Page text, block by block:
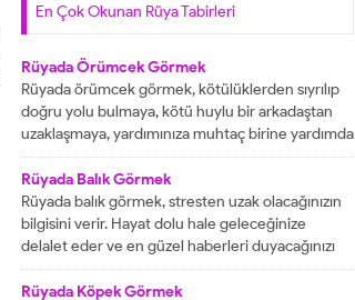
En Çok Okunan Rüya Tabirleri
Rüyada Örümcek Görmek
Rüyada örümcek görmek, kötülüklerden sıyrılıp
doğru yolu bulmaya, kötü huylu bir arkadaştan
uzaklaşmaya, yardımınıza muhtaç birine yardımda
bulunmaya işarettir. Rüyada örümcekler görmek
yani çok sayıda örümcekler görülmesi kısa
zamanda haneye gelecek bolluk ve berekete,
aile içinden birine gelecek paraya tabir edilir.
Rüyada evde örümcek görmek, düşmanı
tarafından kötülüğe uğramaya, sıkıntılar içine...
Rüyada Balık Görmek
Rüyada balık görmek, stresten uzak olacağınızın
bilgisini verir. Hayat dolu hale geleceğinize
delalet eder ve en güzel haberleri duyacağınızı
göstermektedir. Büyük bir mutluluğa
ulaşacağınıza delalet eder ve kısmetlerinizin
Rüyada Köpek Görmek